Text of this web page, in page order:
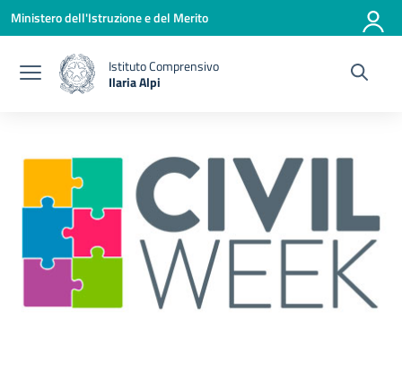
Vai ai contenuti
Vai al menu di navigazione
Vai al footer
Ministero dell'Istruzione e del Merito
Istituto Comprensivo
Ilaria Alpi